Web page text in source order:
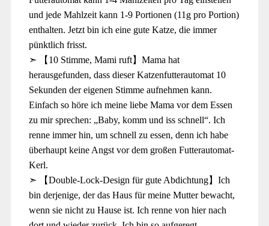
und jede Mahlzeit kann 1-9 Portionen (11g pro Portion)
enthalten. Jetzt bin ich eine gute Katze, die immer
pünktlich frisst.
➣ 【10 Stimme, Mami ruft】Mama hat
herausgefunden, dass dieser Katzenfutterautomat 10
Sekunden der eigenen Stimme aufnehmen kann.
Einfach so höre ich meine liebe Mama vor dem Essen
zu mir sprechen: „Baby, komm und iss schnell“. Ich
renne immer hin, um schnell zu essen, denn ich habe
überhaupt keine Angst vor dem großen Futterautomat-
Kerl.
➣ 【Double-Lock-Design für gute Abdichtung】Ich
bin derjenige, der das Haus für meine Mutter bewacht,
wenn sie nicht zu Hause ist. Ich renne von hier nach